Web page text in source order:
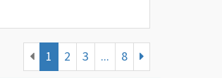
1 2 3 ... 8